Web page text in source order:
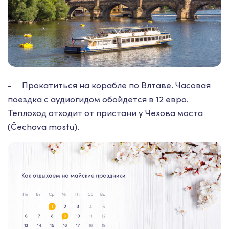
- Прокатиться на корабле по Влтаве. Часовая
поездка с аудиогидом обойдется в 12 евро.
Теплоход отходит от пристани у Чехова моста
(Čechova mostu).